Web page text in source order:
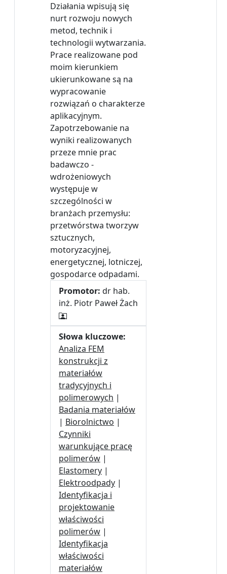
Działania wpisują się
nurt rozwoju nowych
metod, technik i
technologii wytwarzania.
Prace realizowane pod
moim kierunkiem
ukierunkowane są na
wypracowanie
rozwiązań o charakterze
aplikacyjnym.
Zapotrzebowanie na
wyniki realizowanych
przeze mnie prac
badawczo -
wdrożeniowych
występuje w
szczególności w
branżach przemysłu:
przetwórstwa tworzyw
sztucznych,
motoryzacyjnej,
energetycznej, lotniczej,
gospodarce odpadami.
Promotor: dr hab.
inż. Piotr Paweł Żach
Słowa kluczowe:
Analiza FEM
konstrukcji z
materiałów
tradycyjnych i
polimerowych |
Badania materiałów
| Biorolnictwo |
Czynniki
warunkujące pracę
polimerów |
Elastomery |
Elektroodpady |
Identyfikacja i
projektowanie
właściwości
polimerów |
Identyfikacja
właściwości
materiałów